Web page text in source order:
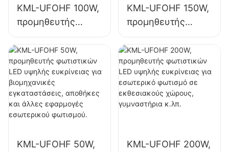
KML-UFOHF 100W,
προμηθευτής
φωτιστικών LED
υψηλής ποιότητας
για βιομηχανικές
εγκαταστάσεις,
αποθήκες και
άλλες εφαρμογές
εσωτερικού
KML-UFOHF 150W,
προμηθευτής
φωτιστικών LED
υψηλής ευκρίνειας
για εσωτερικό
φωτισμό σε
βιομηχανικές
εγκαταστάσεις,
KML-UFOHF 50W,
KML-UFOHF 200W,